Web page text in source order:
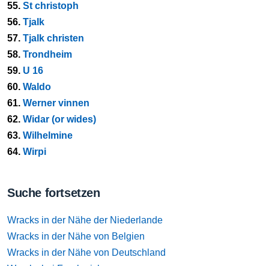
55. St christoph
56. Tjalk
57. Tjalk christen
58. Trondheim
59. U 16
60. Waldo
61. Werner vinnen
62. Widar (or wides)
63. Wilhelmine
64. Wirpi
Suche fortsetzen
Wracks in der Nähe der Niederlande
Wracks in der Nähe von Belgien
Wracks in der Nähe von Deutschland